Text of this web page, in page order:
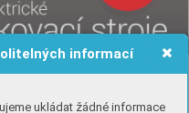
informací
ukládat žádné informace